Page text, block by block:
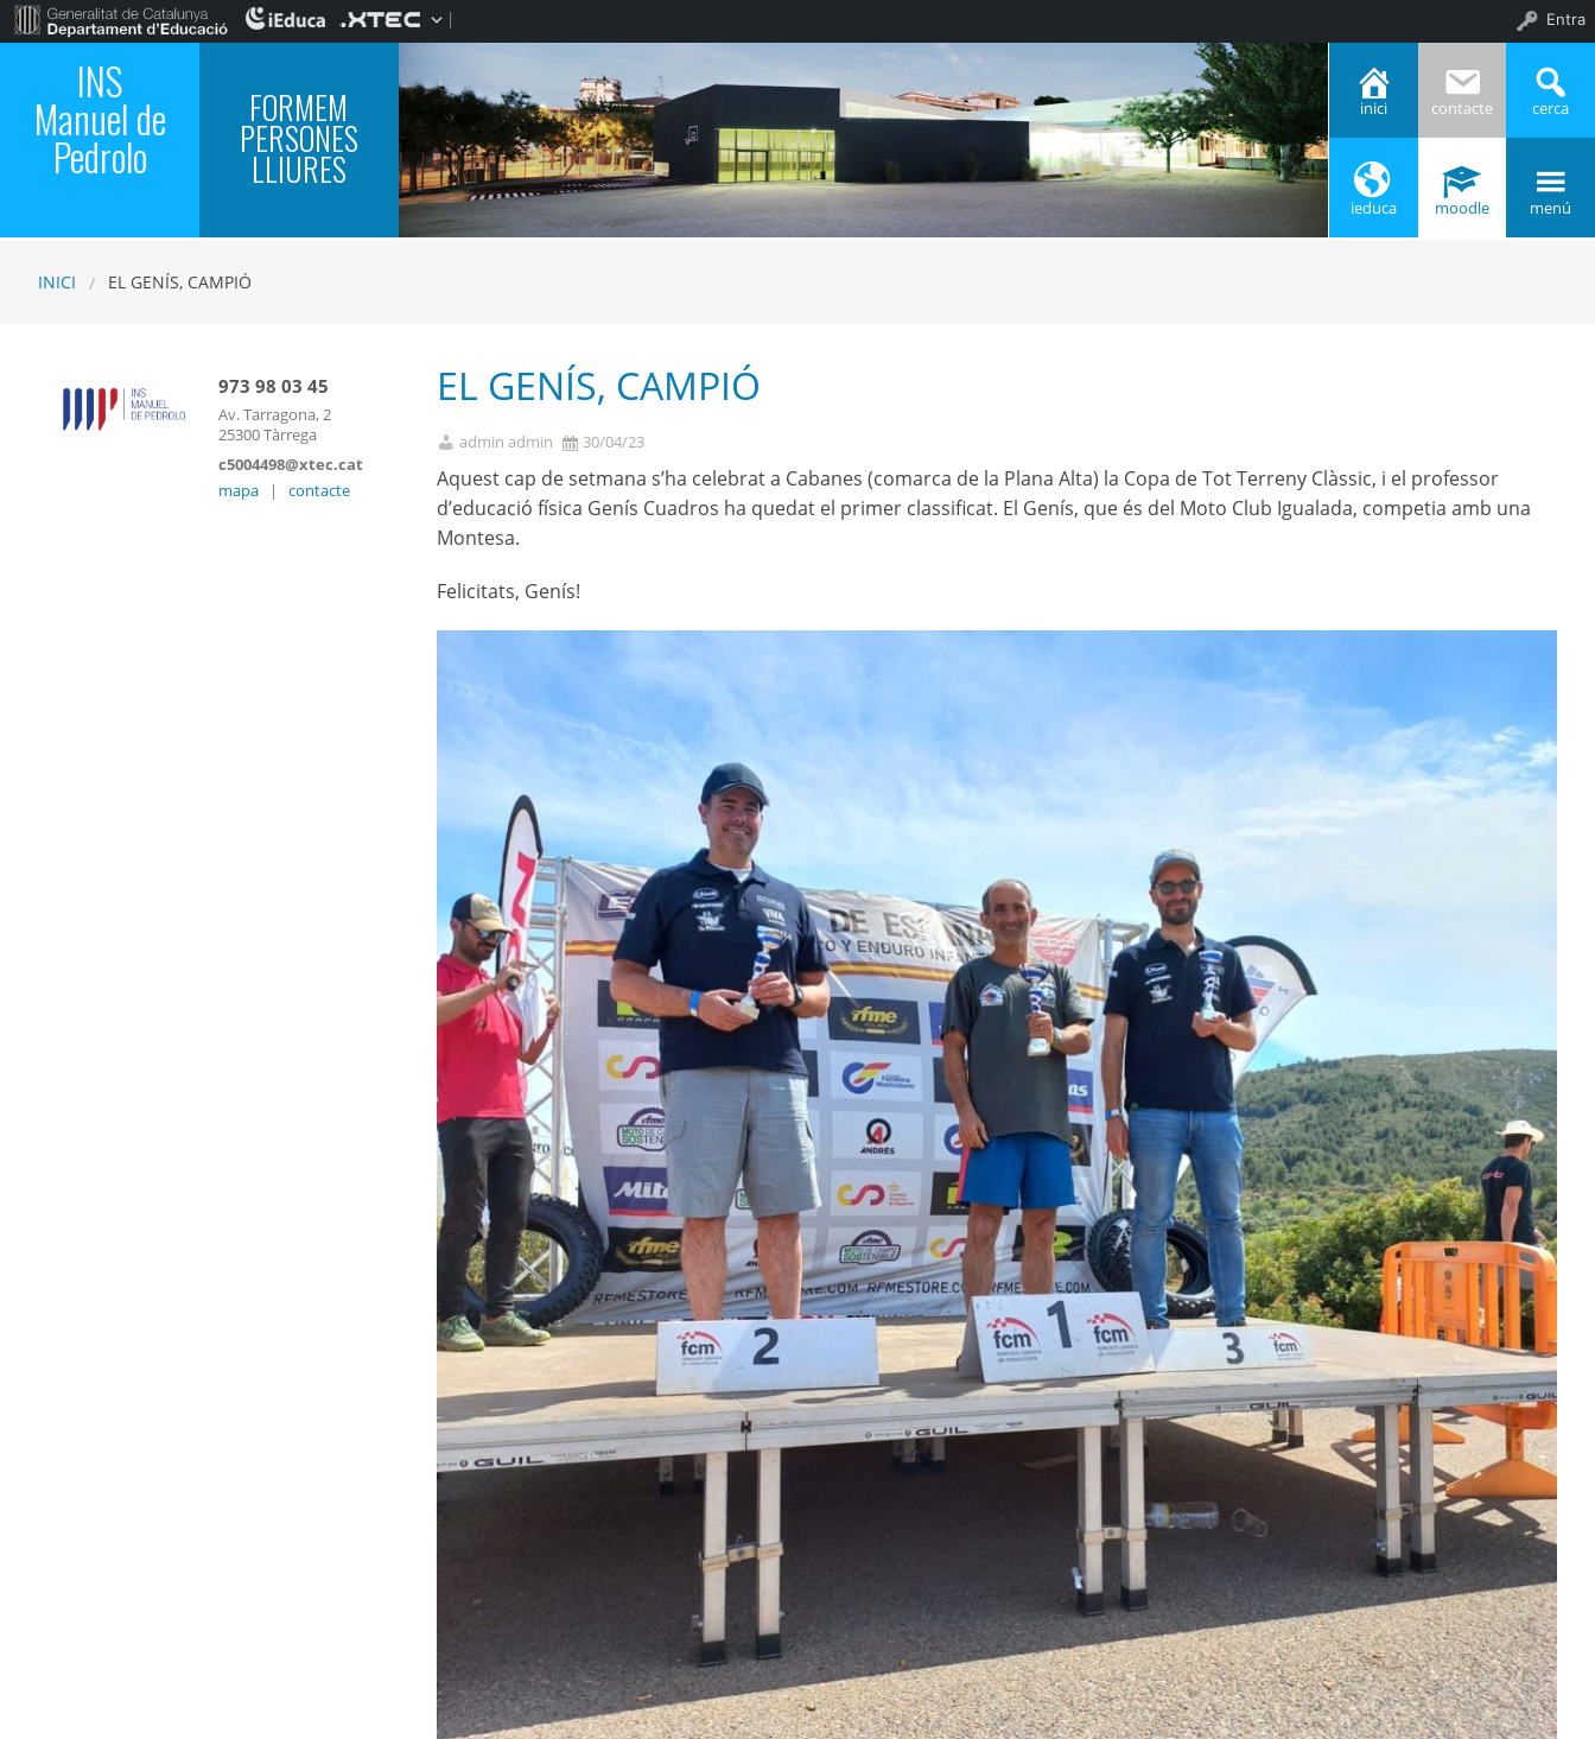
INS
Manuel de
Pedrolo
FORMEM
PERSONES
LLIURES
inici contacte cerca
ieduca moodle menú
INICI EL GENÍS, CAMPIÓ
EL GENÍS, CAMPIÓ
admin admin 30/04/23
Aquest cap de setmana s’ha celebrat a Cabanes (comarca de la Plana Alta) la Copa de Tot Terreny Clàssic, i el professor
d’educació física Genís Cuadros ha quedat el primer classificat. El Genís, que és del Moto Club Igualada, competia amb una
Montesa.
Felicitats, Genís!
973 98 03 45
Av. Tarragona, 2
25300 Tàrrega
c5004498@xtec.cat
mapa
| contacte
Entra